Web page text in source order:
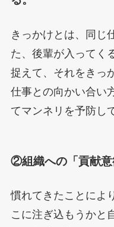
きっかけとは、同じ
た、後輩が入ってく
捉えて、それをきっ
仕事との向かい合い
てマンネリを予防し
②組織への「貢献意
慣れてきたことによ
こに注ぎ込もうかと